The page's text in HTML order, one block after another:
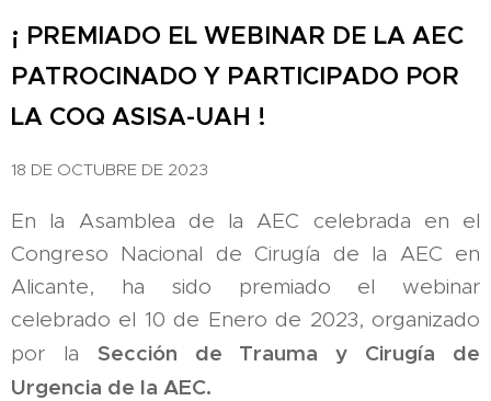
¡ PREMIADO EL WEBINAR DE LA AEC
PATROCINADO Y PARTICIPADO POR
LA COQ ASISA-UAH !
18 DE OCTUBRE DE 2023
En la Asamblea de la AEC celebrada en el
Congreso Nacional de Cirugía de la AEC en
Alicante, ha sido premiado el webinar
celebrado el 10 de Enero de 2023, organizado
por la Sección de Trauma y Cirugía de
Urgencia de la AEC.